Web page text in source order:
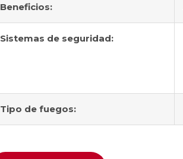
Beneficios:
Sistemas de seguridad:
Tipo de fuegos: